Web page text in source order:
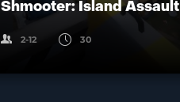
Shmooter: Island Assault
2-12 30